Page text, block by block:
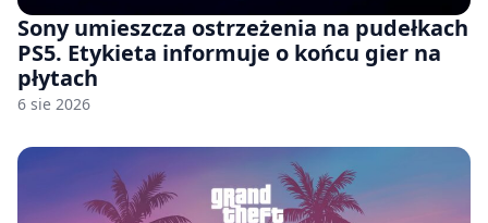
Sony umieszcza ostrzeżenia na pudełkach
PS5. Etykieta informuje o końcu gier na
płytach
6 sie 2026